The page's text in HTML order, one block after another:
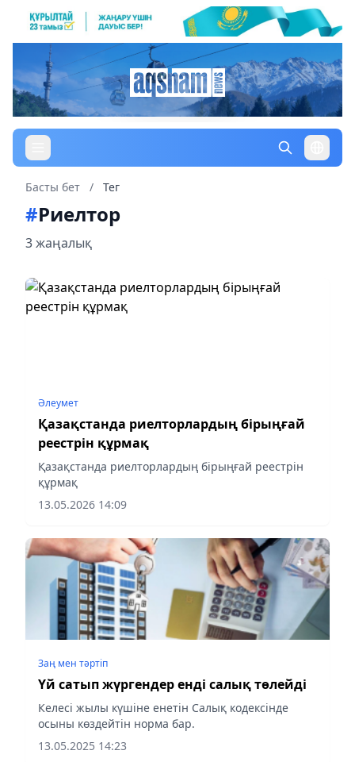
Басты бет / Тег
#Риелтор
3 жаңалық
Әлеумет
Қазақстанда риелторлардың бірыңғай
реестрін құрмақ
Қазақстанда риелторлардың бірыңғай реестрін
құрмақ
13.05.2026 14:09
Заң мен тəртіп
Үй сатып жүргендер енді салық төлейді
Келесі жылы күшіне енетін Салық кодексінде
осыны көздейтін норма бар.
13.05.2025 14:23